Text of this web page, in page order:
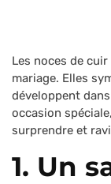
Les noces de
mariage. Elles
développent
occasion
surprendre et
1. Un